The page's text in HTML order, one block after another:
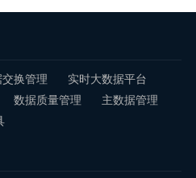
换管理
实时大数据平台
数据质量管理
主数据管理